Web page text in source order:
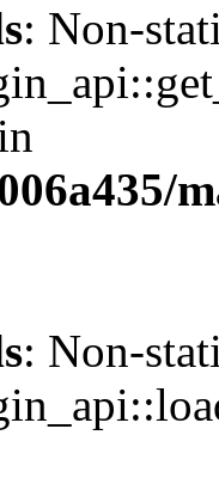
: Non-
: Non-